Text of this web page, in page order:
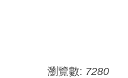
瀏覽數: 7280